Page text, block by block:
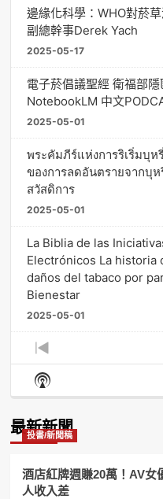
邊緣化科學：WHO對菸
副總幹事Derek Yach
2025-05-17
電子菸倡議聖經 衛福部
NotebookLM 中文
2025-05-01
พระคัมภีร์แห่งการริเริ่มบุ
ของการลดอันตรายจากบุ
สวัสดิการ
2025-05-01
La Biblia de las
Electrónicos La historia
daños del tabaco por
Bienestar
2025-05-01
Previous
Episode
Show
Podcast
最新新聞
投書/新聞稿
酒店紅牌週賺20萬！AV女
人收入差